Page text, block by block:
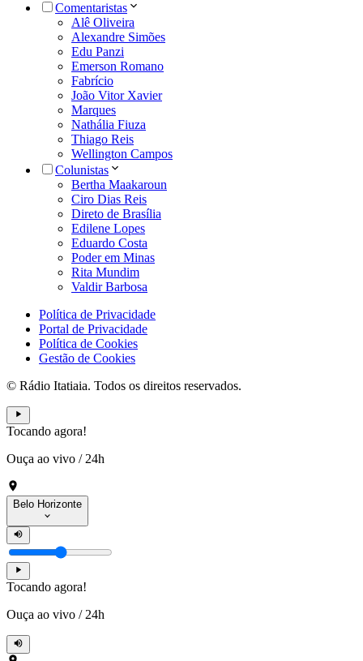
Comentaristas
Alê Oliveira
Alexandre Simões
Edu Panzi
Emerson Romano
Fabrício
João Vitor Xavier
Marques
Nathália Fiuza
Thiago Reis
Wellington Campos
Colunistas
Bertha Maakaroun
Ciro Dias Reis
Direto de Brasília
Edilene Lopes
Eduardo Costa
Poder em Minas
Rita Mundim
Valdir Barbosa
Política de Privacidade
Portal de Privacidade
Política de Cookies
Gestão de Cookies
© Rádio Itatiaia. Todos os direitos reservados.
Tocando agora!
Ouça ao vivo / 24h
Belo Horizonte
Tocando agora!
Ouça ao vivo / 24h